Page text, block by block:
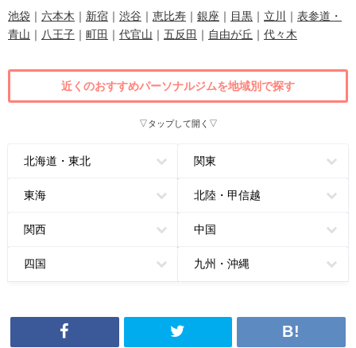
池袋 六本木 新宿 渋谷 恵比寿 銀座 目黒 立川
表参道・
青山
八王子 町田 代官山 五反田 自由が丘 代々木
近くのおすすめパーソナルジムを地域別で探す
▽タップして開く▽
北海道・東北 関東
東海 北陸・甲信越
関西 中国
四国 九州・沖縄